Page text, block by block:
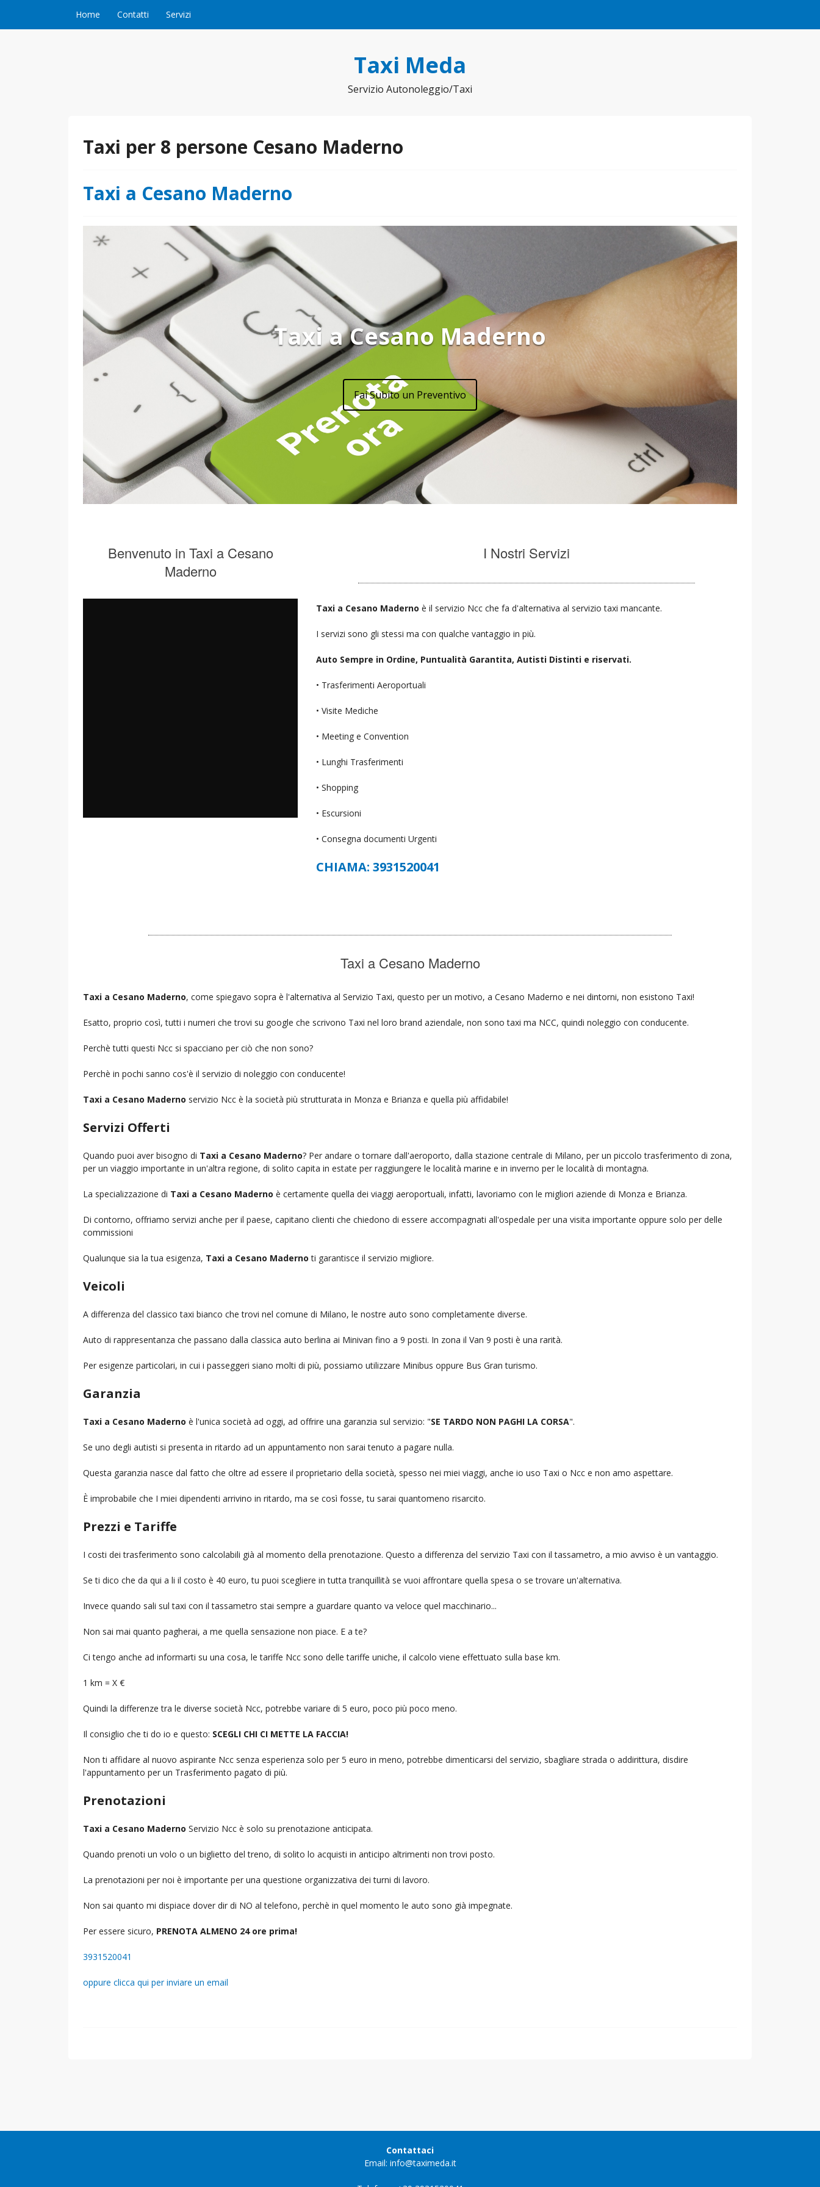
Home Contatti Servizi
Taxi Meda
Servizio Autonoleggio/Taxi
Taxi per 8 persone Cesano Maderno
Taxi a Cesano Maderno
Taxi a Cesano Maderno
Fai Subito un Preventivo
Benvenuto in Taxi a Cesano
Maderno
I Nostri Servizi
Taxi a Cesano Madernoè il servizio Ncc che fa d'alternativa al servizio taxi mancante.
I servizi sono gli stessi ma con qualche vantaggio in più.
Auto Sempre in Ordine, Puntualità Garantita, Autisti Distinti e riservati.
• Trasferimenti Aeroportuali
• Visite Mediche
• Meeting e Convention
• Lunghi Trasferimenti
• Shopping
• Escursioni
• Consegna documenti Urgenti
CHIAMA: 3931520041
Taxi a Cesano Maderno
Taxi a Cesano Maderno, come spiegavo sopra è l'alternativa al Servizio Taxi, questo per un motivo, a Cesano Maderno e nei dintorni, non esistono Taxi!
Esatto, proprio così, tutti i numeri che trovi su google che scrivono Taxi nel loro brand aziendale, non sono taxi ma NCC, quindi noleggio con conducente.
Perchè tutti questi Ncc si spacciano per ciò che non sono?
Perchè in pochi sanno cos'è il servizio di noleggio con conducente!
Taxi a Cesano Maderno servizio Ncc è la società più strutturata in Monza e Brianza e quella più affidabile!
Servizi Offerti
Quando puoi aver bisogno di Taxi a Cesano Maderno? Per andare o tornare dall'aeroporto, dalla stazione centrale di Milano, per un piccolo trasferimento di zona,
per un viaggio importante in un'altra regione, di solito capita in estate per raggiungere le località marine e in inverno per le località di montagna.
La specializzazione di Taxi a Cesano Maderno è certamente quella dei viaggi aeroportuali, infatti, lavoriamo con le migliori aziende di Monza e Brianza.
Di contorno, offriamo servizi anche per il paese, capitano clienti che chiedono di essere accompagnati all'ospedale per una visita importante oppure solo per delle
commissioni
Qualunque sia la tua esigenza, Taxi a Cesano Maderno ti garantisce il servizio migliore.
Veicoli
A differenza del classico taxi bianco che trovi nel comune di Milano, le nostre auto sono completamente diverse.
Auto di rappresentanza che passano dalla classica auto berlina ai Minivan fino a 9 posti. In zona il Van 9 posti è una rarità.
Per esigenze particolari, in cui i passeggeri siano molti di più, possiamo utilizzare Minibus oppure Bus Gran turismo.
Garanzia
Taxi a Cesano Maderno è l'unica società ad oggi, ad offrire una garanzia sul servizio: "SE TARDO NON PAGHI LA CORSA".
Se uno degli autisti si presenta in ritardo ad un appuntamento non sarai tenuto a pagare nulla.
Questa garanzia nasce dal fatto che oltre ad essere il proprietario della società, spesso nei miei viaggi, anche io uso Taxi o Ncc e non amo aspettare.
È improbabile che I miei dipendenti arrivino in ritardo, ma se così fosse, tu sarai quantomeno risarcito.
Prezzi e Tariffe
I costi dei trasferimento sono calcolabili già al momento della prenotazione. Questo a differenza del servizio Taxi con il tassametro, a mio avviso è un vantaggio.
Se ti dico che da qui a li il costo è 40 euro, tu puoi scegliere in tutta tranquillità se vuoi affrontare quella spesa o se trovare un'alternativa.
Invece quando sali sul taxi con il tassametro stai sempre a guardare quanto va veloce quel macchinario...
Non sai mai quanto pagherai, a me quella sensazione non piace. E a te?
Ci tengo anche ad informarti su una cosa, le tariffe Ncc sono delle tariffe uniche, il calcolo viene effettuato sulla base km.
1 km = X €
Quindi la differenze tra le diverse società Ncc, potrebbe variare di 5 euro, poco più poco meno.
Il consiglio che ti do io e questo: SCEGLI CHI CI METTE LA FACCIA!
Non ti affidare al nuovo aspirante Ncc senza esperienza solo per 5 euro in meno, potrebbe dimenticarsi del servizio, sbagliare strada o addirittura, disdire
l'appuntamento per un Trasferimento pagato di più.
Prenotazioni
Taxi a Cesano Maderno Servizio Ncc è solo su prenotazione anticipata.
Quando prenoti un volo o un biglietto del treno, di solito lo acquisti in anticipo altrimenti non trovi posto.
La prenotazioni per noi è importante per una questione organizzativa dei turni di lavoro.
Non sai quanto mi dispiace dover dir di NO al telefono, perchè in quel momento le auto sono già impegnate.
Per essere sicuro, PRENOTA ALMENO 24 ore prima!
3931520041
oppure clicca qui per inviare un email
Contattaci
Email: info@taximeda.it